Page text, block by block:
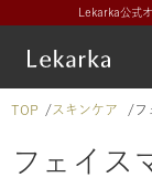
Lekarka公式
TOP スキンケア フ
フェイス